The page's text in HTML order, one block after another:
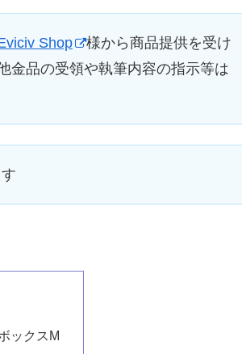
Shop
様から商品提供を受け
金品の受領や執筆内容の指示等は
ックスM